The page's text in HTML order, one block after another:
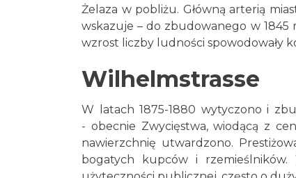
Żelaza w pobliżu. Główną arterią
wskazuje – do zbudowanego w 1845
wzrost liczby ludności spowodowały
Wilhelmstrasse
W latach 1875-1880 wytyczono i
- obecnie Zwycięstwa, wiodącą z
nawierzchnię utwardzono.
bogatych kupców i rzemieślników.